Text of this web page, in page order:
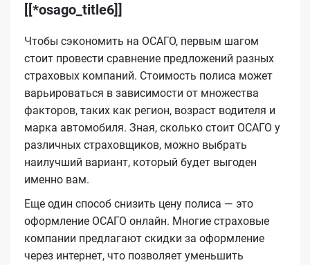
[[*osago_title6]]
Чтобы сэкономить на ОСАГО, первым шагом
стоит провести сравнение предложений разных
страховых компаний. Стоимость полиса может
варьироваться в зависимости от множества
факторов, таких как регион, возраст водителя и
марка автомобиля. Зная, сколько стоит ОСАГО у
различных страховщиков, можно выбрать
наилучший вариант, который будет выгоден
именно вам.
Еще один способ снизить цену полиса — это
оформление ОСАГО онлайн. Многие страховые
компании предлагают скидки за оформление
через интернет, что позволяет уменьшить